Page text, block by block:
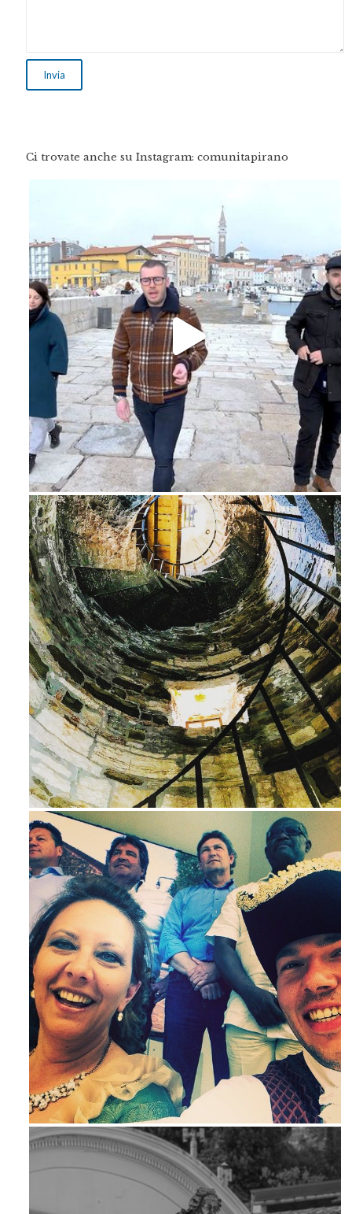
Ci trovate anche su Instagram: comunitapirano
Feb 16
Ago 3
Mag 23